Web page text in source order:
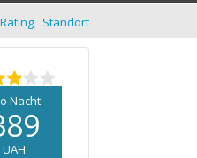
Rating Standort
Nacht
UAH